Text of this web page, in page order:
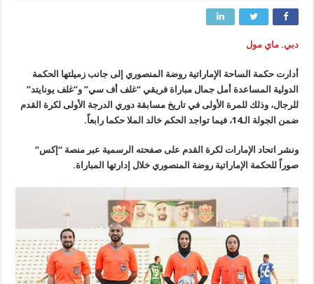
دبي. ماي مول
أدارت حكمة الساحة الإماراتية روضة المنصوري إلى جانب زميلتها الحكمة
الدولية المساعدة أمل جمال مباراة فريقي “غلف أف سي” و”غلف يونايتد”
للرجال، وذلك للمرة الأولى في تاريخ مسابقة دوري الدرجة الأولى لكرة القدم
ضمن الجولة الـ14، فيما تواجد الحكم خالد الملا حكما رابعاً.
ونشر اتحاد الإمارات لكرة القدم على صفحته الرسمية عبر منصة “إكس”
صوراً للحكمة الإماراتية روضة المنصوري خلال إدارتها المباراة.